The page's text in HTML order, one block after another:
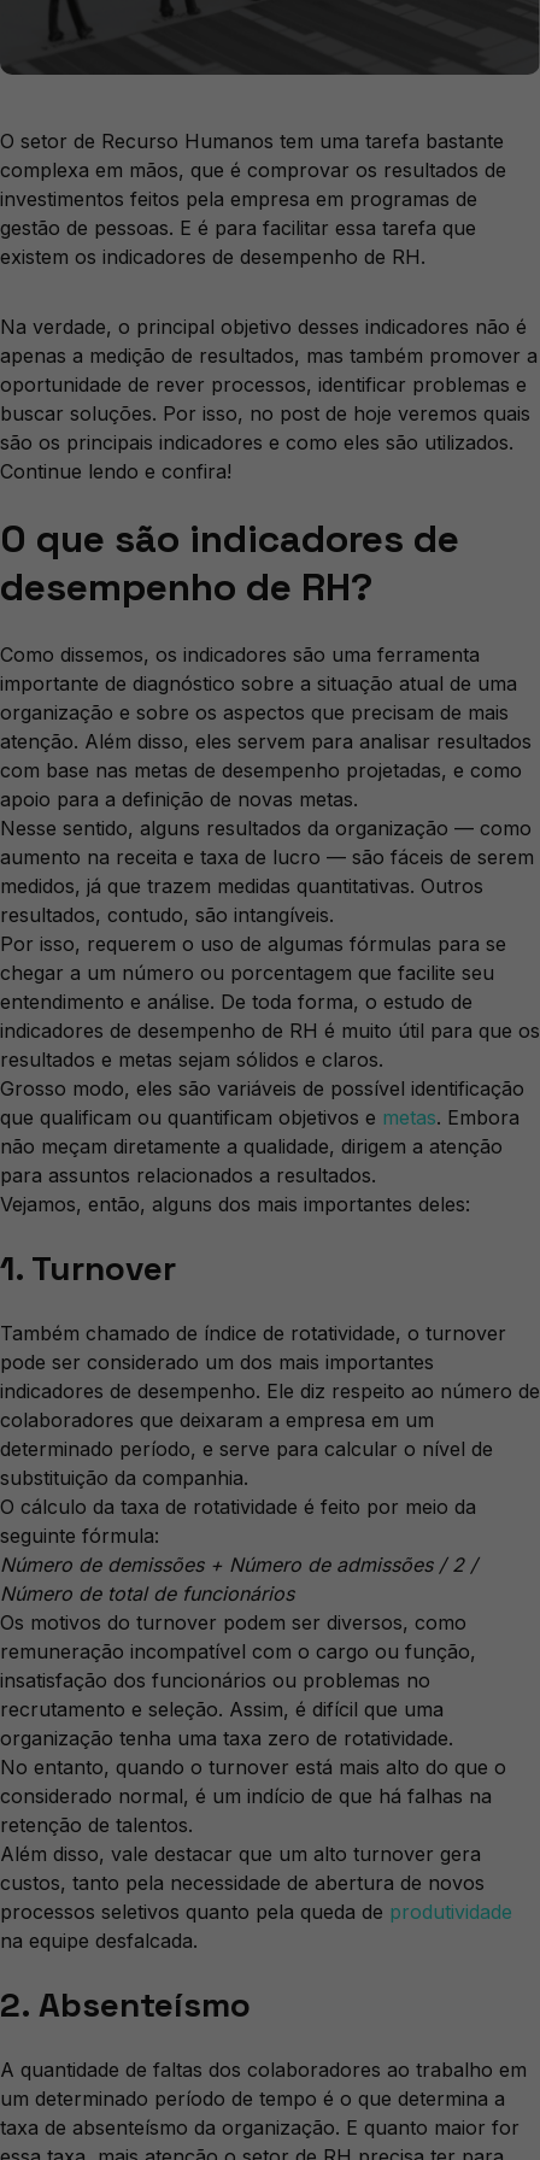
O setor de Recurso Humanos tem uma tarefa bastante
complexa em mãos, que é comprovar os resultados de
investimentos feitos pela empresa em programas de
gestão de pessoas. E é para facilitar essa tarefa que
existem os indicadores de desempenho de RH.
Na verdade, o principal objetivo desses indicadores não é
apenas a medição de resultados, mas também promover a
oportunidade de rever processos, identificar problemas e
buscar soluções. Por isso, no post de hoje veremos quais
são os principais indicadores e como eles são utilizados.
Continue lendo e confira!
O que são indicadores de
desempenho de RH?
Como dissemos, os indicadores são uma ferramenta
importante de diagnóstico sobre a situação atual de uma
organização e sobre os aspectos que precisam de mais
atenção. Além disso, eles servem para analisar resultados
com base nas metas de desempenho projetadas, e como
apoio para a definição de novas metas.
Nesse sentido, alguns resultados da organização — como
aumento na receita e taxa de lucro — são fáceis de serem
medidos, já que trazem medidas quantitativas. Outros
resultados, contudo, são intangíveis.
Por isso, requerem o uso de algumas fórmulas para se
chegar a um número ou porcentagem que facilite seu
entendimento e análise. De toda forma, o estudo de
indicadores de desempenho de RH é muito útil para que os
resultados e metas sejam sólidos e claros.
Grosso modo, eles são variáveis de possível identificação
que qualificam ou quantificam objetivos e metas. Embora
não meçam diretamente a qualidade, dirigem a atenção
para assuntos relacionados a resultados.
Vejamos, então, alguns dos mais importantes deles:
1. Turnover
Também chamado de índice de rotatividade, o turnover
pode ser considerado um dos mais importantes
indicadores de desempenho. Ele diz respeito ao número de
colaboradores que deixaram a empresa em um
determinado período, e serve para calcular o nível de
substituição da companhia.
O cálculo da taxa de rotatividade é feito por meio da
seguinte fórmula:
Número de demissões + Número de admissões / 2 /
Número de total de funcionários
Os motivos do turnover podem ser diversos, como
remuneração incompatível com o cargo ou função,
insatisfação dos funcionários ou problemas no
recrutamento e seleção. Assim, é difícil que uma
organização tenha uma taxa zero de rotatividade.
No entanto, quando o turnover está mais alto do que o
considerado normal, é um indício de que há falhas na
retenção de talentos.
Além disso, vale destacar que um alto turnover gera
custos, tanto pela necessidade de abertura de novos
processos seletivos quanto pela queda de produtividade
na equipe desfalcada.
2. Absenteísmo
A quantidade de faltas dos colaboradores ao trabalho em
um determinado período de tempo é o que determina a
taxa de absenteísmo da organização. E quanto maior for